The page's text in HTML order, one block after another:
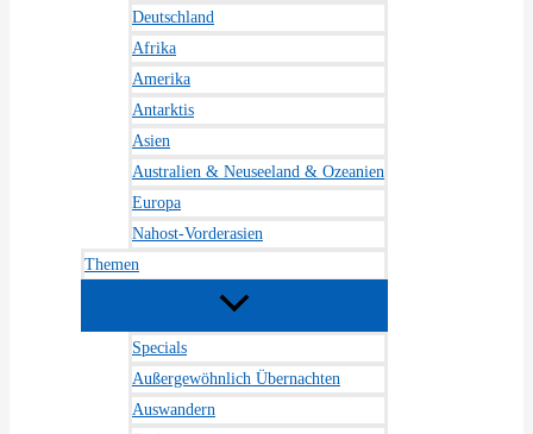
Deutschland
Afrika
Amerika
Antarktis
Asien
Australien & Neuseeland & Ozeanien
Europa
Nahost-Vorderasien
Themen
Specials
Außergewöhnlich Übernachten
Auswandern